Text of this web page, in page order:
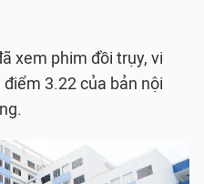
xem phim đồi trụy, vi
3.22 của bản nội